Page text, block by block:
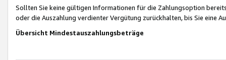
Sollten Sie keine gültigen Informationen für die Zahlungsoption
oder die Auszahlung verdienter Vergütung zurückhalten, bis Sie
Übersicht Mindestauszahlungsbeträge